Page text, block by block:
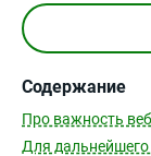
Содержание
Про важность
Для